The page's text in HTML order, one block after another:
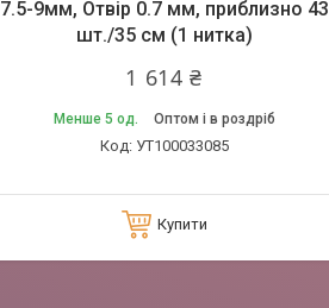
7.5-9мм, Отвір 0.7 мм, приблизно 43
шт./35 см (1 нитка)
1 614 ₴
Менше 5 од. Оптом і в роздріб
УТ100033085
Купити